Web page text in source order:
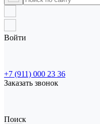
Войти
+7 (911) 000 23 36
Заказать звонок
Поиск